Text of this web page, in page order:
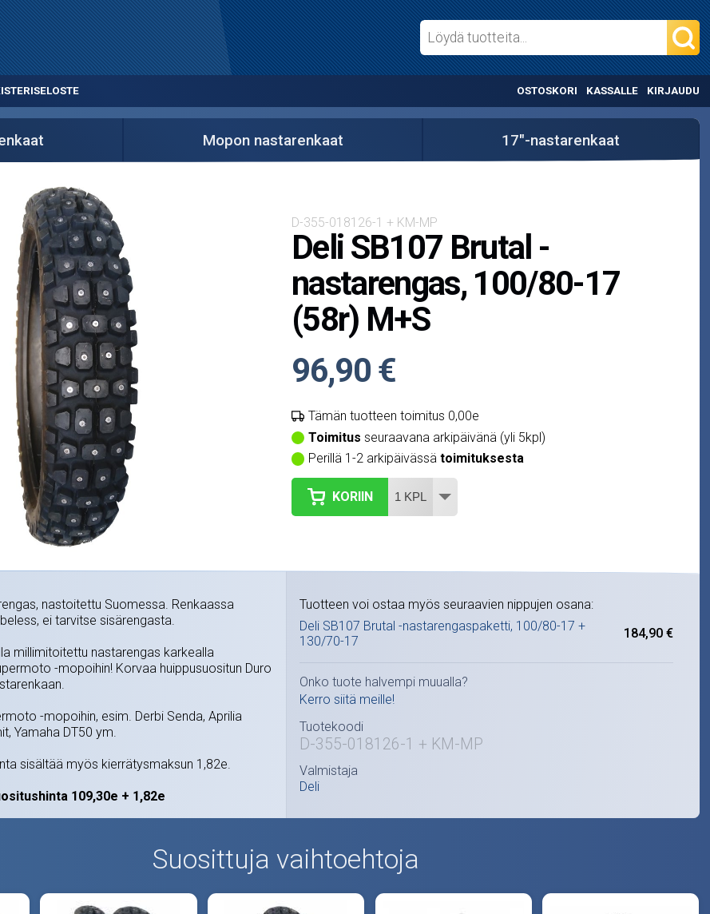
OSTOSKORI KASSALLE KIRJAUDU
Mopon nastarenkaat 17"-nastarenkaat
D-355-018126-1 + KM-MP
Deli SB107 Brutal -
nastarengas, 100/80-17
(58r) M+S
96,90 €
Tämän tuotteen toimitus 0,00e
Toimitus seuraavana arkipäivänä (yli 5kpl)
Perillä 1-2 arkipäivässä toimituksesta
KORIIN
nastoitettu Suomessa. Renkaassa
ei tarvitse sisärengasta.
millimitoitettu nastarengas karkealla
-mopoihin! Korvaa huippusuositun Duro
-mopoihin, esim. Derbi Senda, Aprilia
Yamaha DT50 ym.
sisältää myös kierrätysmaksun 1,82e.
109,30e + 1,82e
Tuotteen voi ostaa myös seuraavien nippujen osana:
Deli SB107 Brutal -nastarengaspaketti, 100/80-17 +
130/70-17
184,90 €
Onko tuote halvempi muualla?
Kerro siitä meille!
Tuotekoodi
D-355-018126-1 + KM-MP
Valmistaja
Deli
Suosittuja vaihtoehtoja